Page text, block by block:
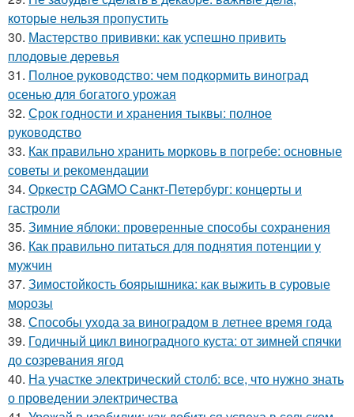
которые нельзя пропустить
30. Мастерство прививки: как успешно привить
плодовые деревья
31. Полное руководство: чем подкормить виноград
осенью для богатого урожая
32. Срок годности и хранения тыквы: полное
руководство
33. Как правильно хранить морковь в погребе: основные
советы и рекомендации
34. Оркестр CAGMO Санкт-Петербург: концерты и
гастроли
35. Зимние яблоки: проверенные способы сохранения
36. Как правильно питаться для поднятия потенции у
мужчин
37. Зимостойкость боярышника: как выжить в суровые
морозы
38. Способы ухода за виноградом в летнее время года
39. Годичный цикл виноградного куста: от зимней спячки
до созревания ягод
40. На участке электрический столб: все, что нужно знать
о проведении электричества